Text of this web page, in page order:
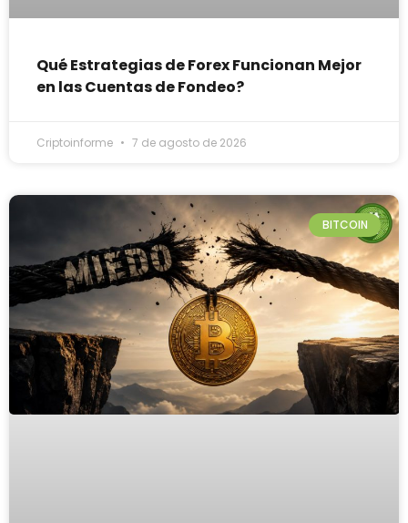
Qué Estrategias de Forex Funcionan Mejor
en las Cuentas de Fondeo?
Criptoinforme 7 de agosto de 2026
BITCOIN